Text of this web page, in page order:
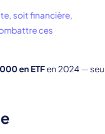
soit financière,
ces
en ETFen 2024 —